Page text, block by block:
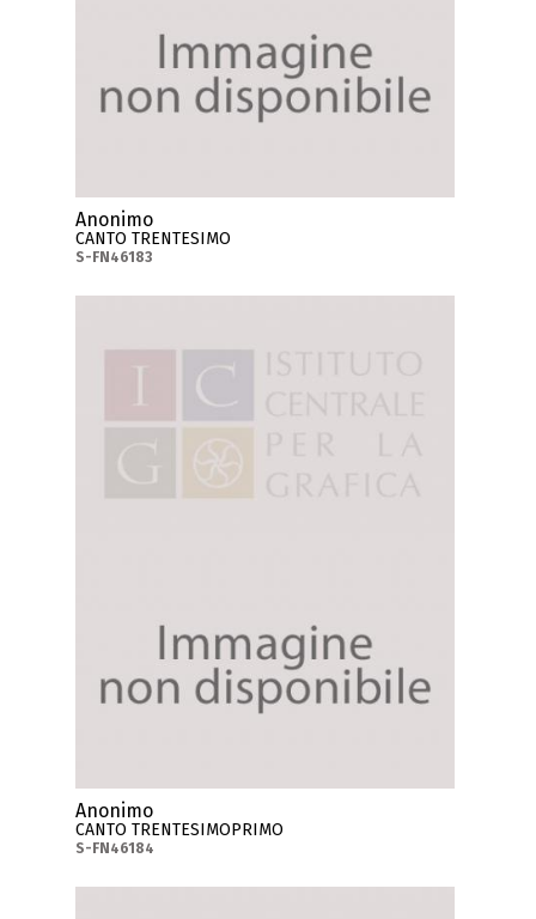
Anonimo
CANTO TRENTESIMO
S-FN46183
Anonimo
CANTO TRENTESIMOPRIMO
S-FN46184